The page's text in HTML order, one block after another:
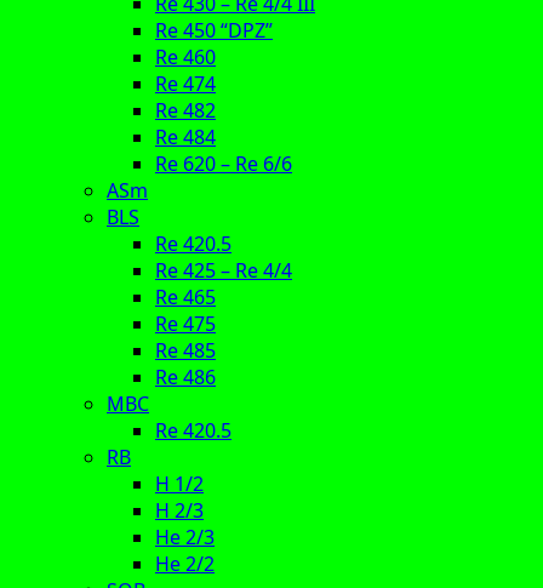
Re 450 “DPZ”
Re 460
Re 474
Re 482
Re 484
Re 620 – Re 6/6
ASm
BLS
Re 420.5
Re 425 – Re 4/4
Re 465
Re 475
Re 485
Re 486
MBC
Re 420.5
RB
H 1/2
H 2/3
He 2/3
He 2/2